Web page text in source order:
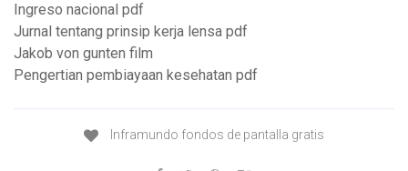
Ingreso nacional pdf
Jurnal tentang prinsip kerja lensa pdf
Jakob von gunten film
Pengertian pembiayaan kesehatan pdf
Inframundo fondos de pantalla gratis